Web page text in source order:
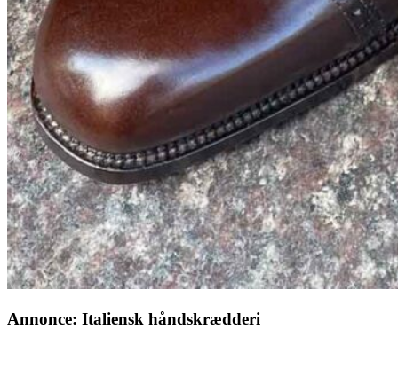
Annonce: Italiensk håndskrædderi